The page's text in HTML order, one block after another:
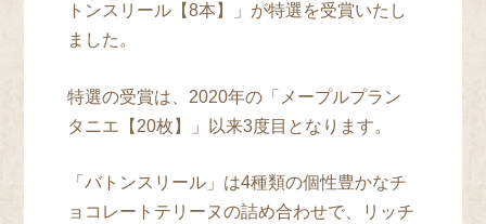
トンスリール【8本】」が特選を受賞いたし
ました。
特選の受賞は、2020年の「メープルプラン
タニエ【20枚】」以来3度目となります。
「バトンスリール」は4種類の個性豊かなチ
ョコレートテリーヌの詰め合わせで、リッチ